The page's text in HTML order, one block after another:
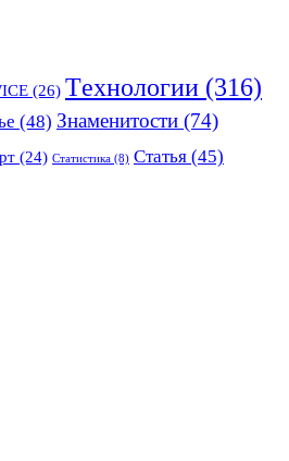
(26) Tехнологии (316)
(48) Знаменитости (74)
(24) Статистика (8) Статья (45)